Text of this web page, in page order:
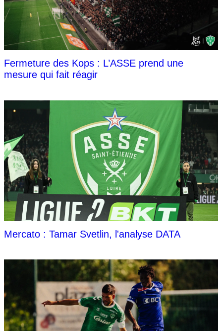
Fermeture des Kops : L’ASSE prend une
mesure qui fait réagir
Mercato : Tamar Svetlin, l'analyse DATA